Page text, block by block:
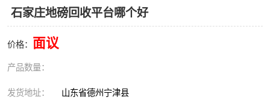
石家庄地磅回收平台哪个好
价格： 面议
产品数量：
发货地址： 山东省德州宁津县